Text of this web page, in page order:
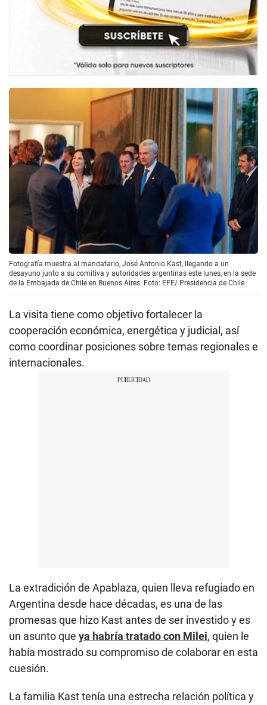
Fotografía muestra al mandatario, José Antonio Kast, llegando a un
desayuno junto a su comitiva y autoridades argentinas este lunes, en la sede
de la Embajada de Chile en Buenos Aires. Foto: EFE/ Presidencia de Chile
La visita tiene como objetivo fortalecer la
cooperación económica, energética y judicial, así
como coordinar posiciones sobre temas regionales e
internacionales.
La extradición de Apablaza, quien lleva refugiado en
Argentina desde hace décadas, es una de las
promesas que hizo Kast antes de ser investido y es
un asunto que ya habría tratado con Milei, quien le
había mostrado su compromiso de colaborar en esta
cuesión.
La familia Kast tenía una estrecha relación política y